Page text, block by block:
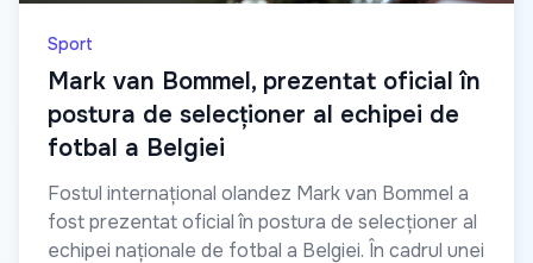
Sport
Mark van Bommel, prezentat oficial în
postura de selecționer al echipei de
fotbal a Belgiei
Fostul internațional olandez Mark van Bommel a
fost prezentat oficial în postura de selecționer al
echipei naționale de fotbal a Belgiei. În cadrul unei